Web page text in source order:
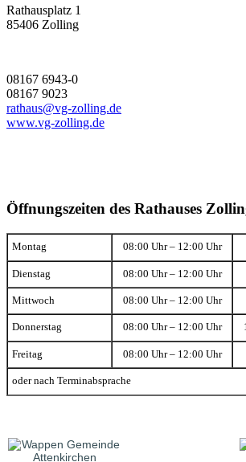
Rathausplatz 1
85406 Zolling
08167 6943-0
08167 9023
rathaus@vg-zolling.de
www.vg-zolling.de
Öffnungszeiten des Rathauses
Montag 08:00 Uhr – 12:00 Uhr
Dienstag 08:00 Uhr – 12:00 Uhr
Mittwoch 08:00 Uhr – 12:00 Uhr
Donnerstag 08:00 Uhr – 12:00 Uhr
Freitag 08:00 Uhr – 12:00 Uhr
oder nach Terminabsprache